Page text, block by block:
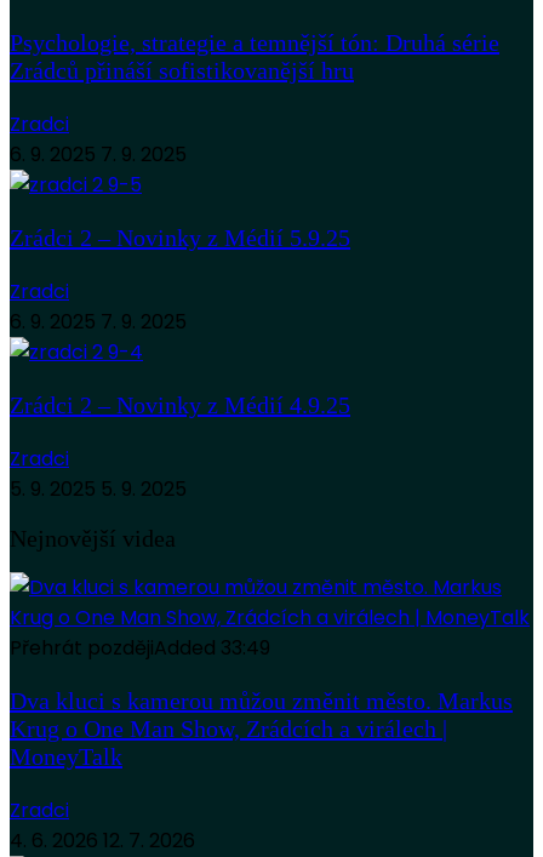
Psychologie, strategie a temnější tón: Druhá série
Zrádců přináší sofistikovanější hru
Zradci
6. 9. 2025 7. 9. 2025
Zrádci 2 – Novinky z Médií 5.9.25
Zradci
6. 9. 2025 7. 9. 2025
Zrádci 2 – Novinky z Médií 4.9.25
Zradci
5. 9. 2025 5. 9. 2025
Nejnovější videa
Přehrát pozdějiAdded 33:49
Dva kluci s kamerou můžou změnit město. Markus
Krug o One Man Show, Zrádcích a virálech |
MoneyTalk
Zradci
4. 6. 2026 12. 7. 2026